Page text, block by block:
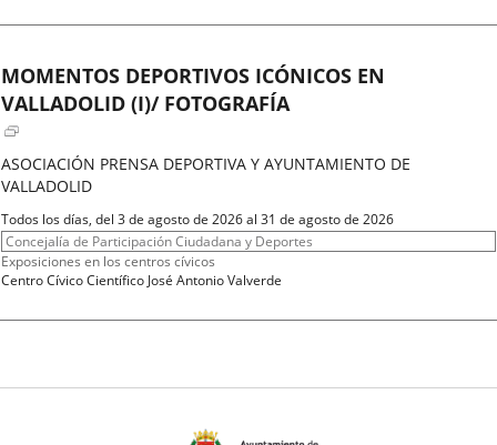
MOMENTOS DEPORTIVOS ICÓNICOS EN
VALLADOLID (I)/ FOTOGRAFÍA
ASOCIACIÓN PRENSA DEPORTIVA Y AYUNTAMIENTO DE
VALLADOLID
Fechas
del
evento
Todos los días, del 3 de agosto de 2026 al 31 de agosto de 2026
Organizador
de
actividad
Concejalía de Participación Ciudadana y Deportes
Programa
Exposiciones en los centros cívicos
Espacio
Centro Cívico Científico José Antonio Valverde